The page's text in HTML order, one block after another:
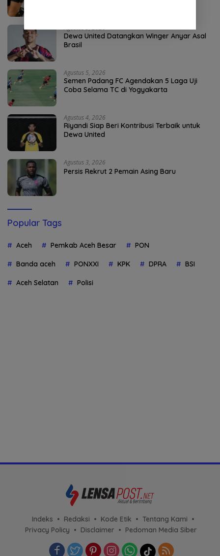
Agustus 5, 2026
Dewa United Datangkan Winger Anyar Asal
Brasil
Agustus 5, 2026
Semen Padang FC Agendakan 5 Laga Uji
Coba Selama TC di Yogyakarta
Agustus 4, 2026
Riyandi Siap Beri Kontribusi Terbaik untuk
Dewa United
Agustus 3, 2026
Persis Rekrut 2 Pemain Asing Baru
Popular Tags
Aceh Pemkab Aceh Besar PON
Banda aceh PONXXI KPK DPRA BSI
Aceh Selatan Polisi
Indeks Redaksi Kode Etik
Tentang Kami
Privacy Policy
Disclaimer Pedoman Media Siber